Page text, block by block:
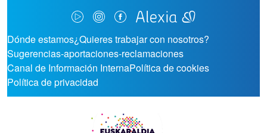
ORRI-OINA
Dónde estamos¿Quieres trabajar con nosotros?
Sugerencias-aportaciones-reclamaciones
TESTU-LEGALAK
Canal de Información InternaPolítica de cookies
Política de privacidad